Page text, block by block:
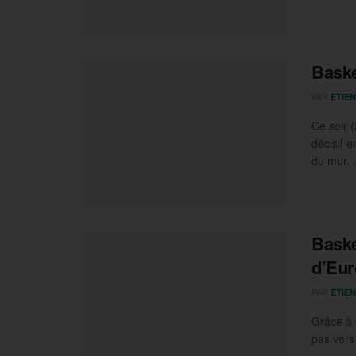
Ce soir
décisif
du mur.
Grâce à
pas